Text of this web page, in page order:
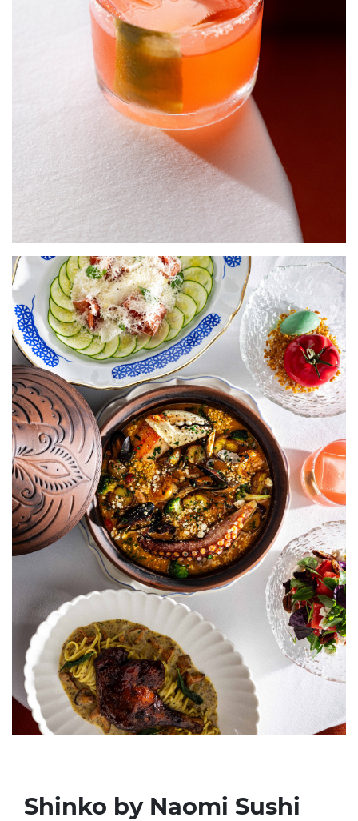
Shinko by Naomi Sushi